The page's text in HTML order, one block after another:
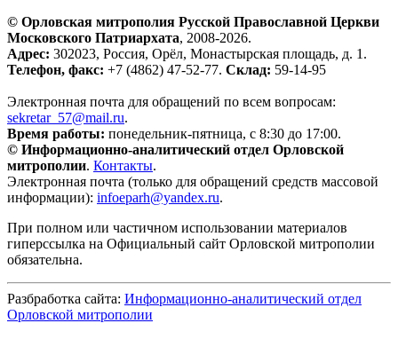
© Орловская митрополия Русской Православной Церкви
Московского Патриархата, 2008-2026.
Адрес: 302023, Россия, Орёл, Монастырская площадь, д. 1.
Телефон, факс: +7 (4862) 47-52-77. Склад: 59-14-95
Электронная почта для обращений по всем вопросам:
sekretar_57@mail.ru.
Время работы: понедельник-пятница, с 8:30 до 17:00.
© Информационно-аналитический отдел Орловской
митрополии. Контакты.
Электронная почта (только для обращений средств массовой
информации): infoeparh@yandex.ru.
При полном или частичном использовании материалов
гиперссылка на Официальный сайт Орловской митрополии
обязательна.
Разбработка сайта: Информационно-аналитический отдел
Орловской митрополии